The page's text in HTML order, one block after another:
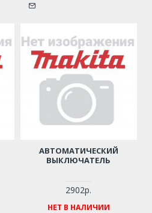
АВТОМАТИЧЕСКИЙ
ВЫКЛЮЧАТЕЛЬ
2902р.
НЕТ В НАЛИЧИИ